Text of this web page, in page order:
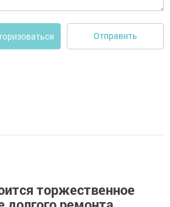
Отправить
торжественное